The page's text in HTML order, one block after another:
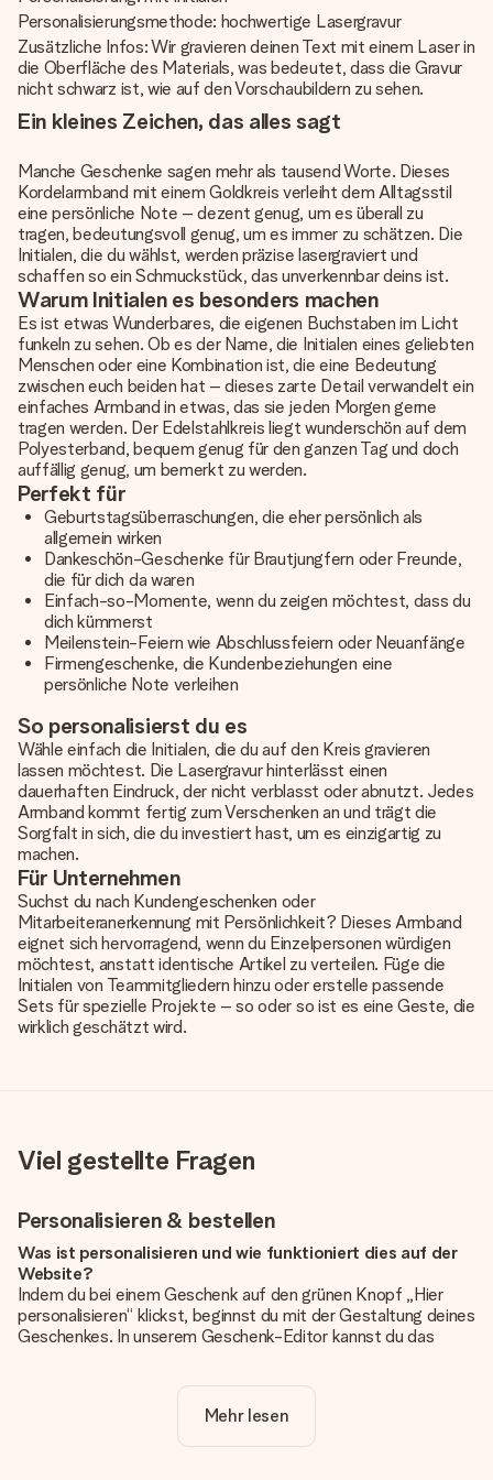
Personalisierungsmethode: hochwertige Lasergravur
Zusätzliche Infos: Wir gravieren deinen Text mit einem Laser in
die Oberfläche des Materials, was bedeutet, dass die Gravur
nicht schwarz ist, wie auf den Vorschaubildern zu sehen.
Ein kleines Zeichen, das alles sagt
Manche Geschenke sagen mehr als tausend Worte. Dieses
Kordelarmband mit einem Goldkreis verleiht dem Alltagsstil
eine persönliche Note – dezent genug, um es überall zu
tragen, bedeutungsvoll genug, um es immer zu schätzen. Die
Initialen, die du wählst, werden präzise lasergraviert und
schaffen so ein Schmuckstück, das unverkennbar deins ist.
Warum Initialen es besonders machen
Es ist etwas Wunderbares, die eigenen Buchstaben im Licht
funkeln zu sehen. Ob es der Name, die Initialen eines geliebten
Menschen oder eine Kombination ist, die eine Bedeutung
zwischen euch beiden hat – dieses zarte Detail verwandelt ein
einfaches Armband in etwas, das sie jeden Morgen gerne
tragen werden. Der Edelstahlkreis liegt wunderschön auf dem
Polyesterband, bequem genug für den ganzen Tag und doch
auffällig genug, um bemerkt zu werden.
Perfekt für
Geburtstagsüberraschungen, die eher persönlich als
allgemein wirken
Dankeschön-Geschenke für Brautjungfern oder Freunde,
die für dich da waren
Einfach-so-Momente, wenn du zeigen möchtest, dass du
dich kümmerst
Meilenstein-Feiern wie Abschlussfeiern oder Neuanfänge
Firmengeschenke, die Kundenbeziehungen eine
persönliche Note verleihen
So personalisierst du es
Wähle einfach die Initialen, die du auf den Kreis gravieren
lassen möchtest. Die Lasergravur hinterlässt einen
dauerhaften Eindruck, der nicht verblasst oder abnutzt. Jedes
Armband kommt fertig zum Verschenken an und trägt die
Sorgfalt in sich, die du investiert hast, um es einzigartig zu
machen.
Für Unternehmen
Suchst du nach Kundengeschenken oder
Mitarbeiteranerkennung mit Persönlichkeit? Dieses Armband
eignet sich hervorragend, wenn du Einzelpersonen würdigen
möchtest, anstatt identische Artikel zu verteilen. Füge die
Initialen von Teammitgliedern hinzu oder erstelle passende
Sets für spezielle Projekte – so oder so ist es eine Geste, die
wirklich geschätzt wird.
Viel gestellte Fragen
Personalisieren & bestellen
Was ist personalisieren und wie funktioniert dies auf der
Website?
Indem du bei einem Geschenk auf den grünen Knopf „Hier
personalisieren“ klickst, beginnst du mit der Gestaltung deines
Geschenkes. In unserem Geschenk-Editor kannst du das
noch eines unserer angebotenen Designs, um deinem
Geschenk die perfekte Ausstrahlung zu verleihen.
Mehr lesen